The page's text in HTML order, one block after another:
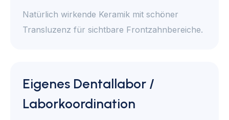
Natürlich wirkende Keramik mit schöner
Transluzenz für sichtbare Frontzahnbereiche.
Eigenes Dentallabor /
Laborkoordination